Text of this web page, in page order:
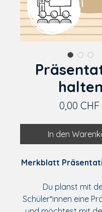
halten
0,00 CHF
In den
Merkblatt
Du planst mit
Schüler*innen eine